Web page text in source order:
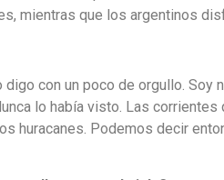
mientras que los argentinos
con un poco de orgullo. Soy
lo había visto. Las corrientes
huracanes. Podemos decir